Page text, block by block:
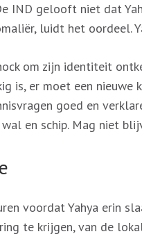
IND gelooft niet dat
luidt het oordeel.
om zijn identiteit
is, er moet een nieuwe
goed en
en schip. Mag niet
voordat Yahya erin
te krijgen, van de